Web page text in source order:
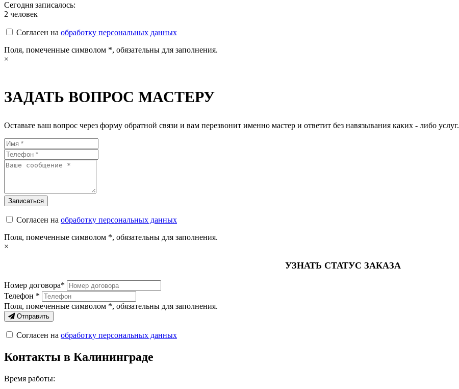
Сегодня записалось:
2 человек
Согласен на обработку персональных данных
Поля, помеченные символом *, обязательны для заполнения.
×
ЗАДАТЬ ВОПРОС МАСТЕРУ
Оставьте ваш вопрос через форму обратной связи и вам перезвонит именно мастер и ответит без навязывания каких - либо услуг.
Согласен на обработку персональных данных
Поля, помеченные символом *, обязательны для заполнения.
×
УЗНАТЬ СТАТУС ЗАКАЗА
Номер договора*
Телефон *
Поля, помеченные символом *, обязательны для заполнения.
Отправить
Согласен на обработку персональных данных
Контакты в Калининграде
Время работы: